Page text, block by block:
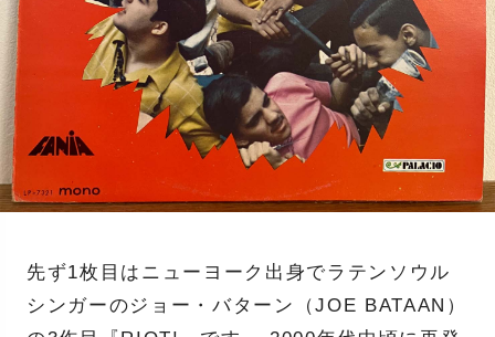
先ず1枚目はニューヨーク出身でラテンソウル
シンガーのジョー・バターン（JOE BATAAN）